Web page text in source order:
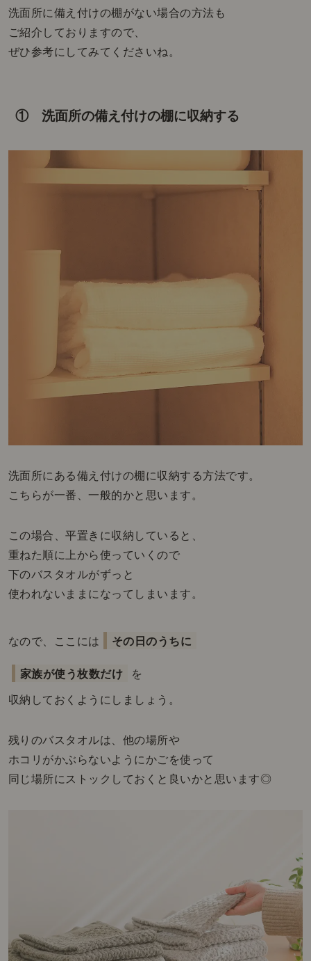
洗面所に備え付けの棚がない場合の方法も
ご紹介しておりますので、
ぜひ参考にしてみてくださいね。
① 洗面所の備え付けの棚に収納する
洗面所にある備え付けの棚に収納する方法です。
こちらが一番、一般的かと思います。
この場合、平置きに収納していると、
重ねた順に上から使っていくので
下のバスタオルがずっと
使われないままになってしまいます。
なので、ここには その日のうちに
家族が使う枚数だけ を
収納しておくようにしましょう。
残りのバスタオルは、他の場所や
ホコリがかぶらないようにかごを使って
同じ場所にストックしておくと良いかと思います◎